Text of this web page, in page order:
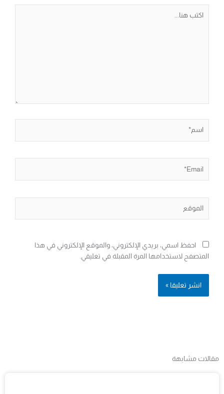
احفظ اسمي، بريدي الإلكتروني، والموقع الإلكتروني في هذا
المتصفح لاستخدامها المرة المقبلة في تعليقي.
مقالات مشابهة